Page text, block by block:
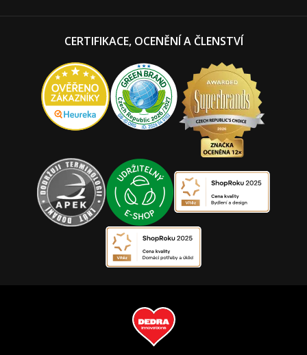
CERTIFIKACE, OCENĚNÍ A ČLENSTVÍ